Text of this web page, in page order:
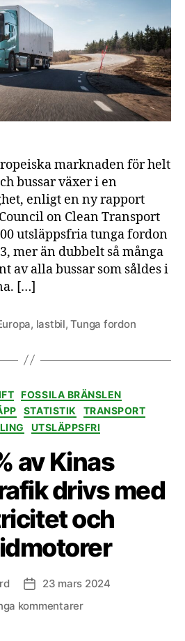
Europa
marknaden för helt
bussar växer i en
enligt en ny rapport
on Clean Transport
utsläppsfria tunga fordon
mer än dubbelt så många
av alla bussar som såldes i
[…]
, lastbil,Tunga fordon
Kategorier
FOSSILA BRÄNSLEN
STATISTIK
TRANSPORT
UTSLÄPPSFRI
av Kinas
drivs med
och
Inläggsdatum
23 mars 2024
kommentarertill